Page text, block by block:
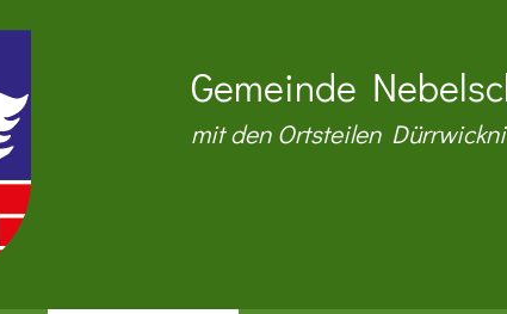
Gemeinde
mit den Ortsteilen